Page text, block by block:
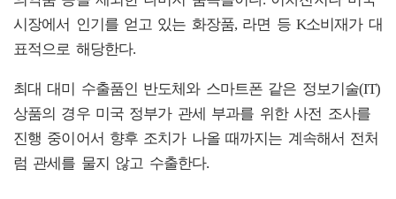
시장에서 인기를 얻고 있는 화장품, 라면 등 K소비재가 대
표적으로 해당한다.
최대 대미 수출품인 반도체와 스마트폰 같은 정보기술(IT)
상품의 경우 미국 정부가 관세 부과를 위한 사전 조사를
진행 중이어서 향후 조치가 나올 때까지는 계속해서 전처
럼 관세를 물지 않고 수출한다.